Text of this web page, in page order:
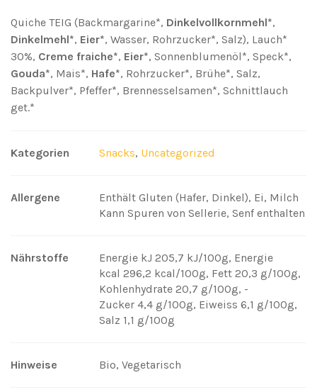
Quiche TEIG (Backmargarine*, Dinkelvollkornmehl*,
Dinkelmehl*, Eier*, Wasser, Rohrzucker*, Salz), Lauch*
30%, Creme fraiche*, Eier*, Sonnenblumenöl*, Speck*,
Gouda*, Mais*, Hafe*, Rohrzucker*, Brühe*, Salz,
Backpulver*, Pfeffer*, Brennesselsamen*, Schnittlauch
get.*
Kategorien Snacks, Uncategorized
Allergene
Enthält Gluten (Hafer, Dinkel), Ei, Milch
Kann Spuren von Sellerie, Senf enthalten
Nährstoffe Energie kJ 205,7 kJ/100g, Energie
kcal 296,2 kcal/100g, Fett 20,3 g/100g,
Kohlenhydrate 20,7 g/100g, -
Zucker 4,4 g/100g, Eiweiss 6,1 g/100g,
Salz 1,1 g/100g
Hinweise Bio, Vegetarisch